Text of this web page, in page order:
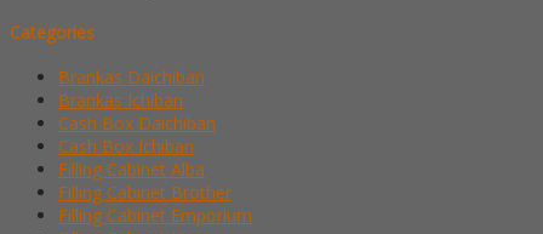
Categories
Brankas Daichiban
Brankas Ichiban
Cash Box Daichiban
Cash Box Ichiban
Filling Cabinet Alba
Filling Cabinet Brother
Filling Cabinet Emporium